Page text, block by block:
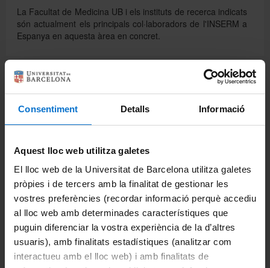
Consentiment Detalls Informació
Aquest lloc web utilitza galetes
El lloc web de la Universitat de Barcelona utilitza galetes
pròpies i de tercers amb la finalitat de gestionar les
vostres preferències (recordar informació perquè accediu
al lloc web amb determinades característiques que
puguin diferenciar la vostra experiència de la d’altres
usuaris), amb finalitats estadístiques (analitzar com
interactueu amb el lloc web) i amb finalitats de
La Facultat de Medicina UB i els instituts de recerca indicats
són actualment els principals col·laboradors de l'INSERM a
Espanya en aquesta àrea en concret.
Comparteix-ho:
Ciències Clíniques
Ciències Fisiològiques
Cirurgia i Especialitats Medicoquirúrgiques
Fonaments Clinics